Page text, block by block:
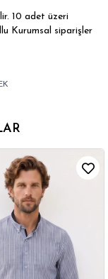
10 adet üzeri
Kurumsal siparişler